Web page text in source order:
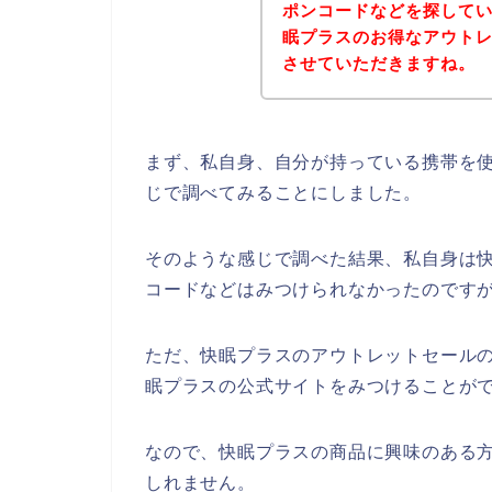
ポンコードなどを探して
眠プラスのお得なアウト
させていただきますね。
まず、私自身、自分が持っている携帯を
じで調べてみることにしました。
そのような感じで調べた結果、私自身は
コードなどはみつけられなかったのです
ただ、快眠プラスのアウトレットセール
眠プラスの公式サイトをみつけることが
なので、快眠プラスの商品に興味のある
しれません。